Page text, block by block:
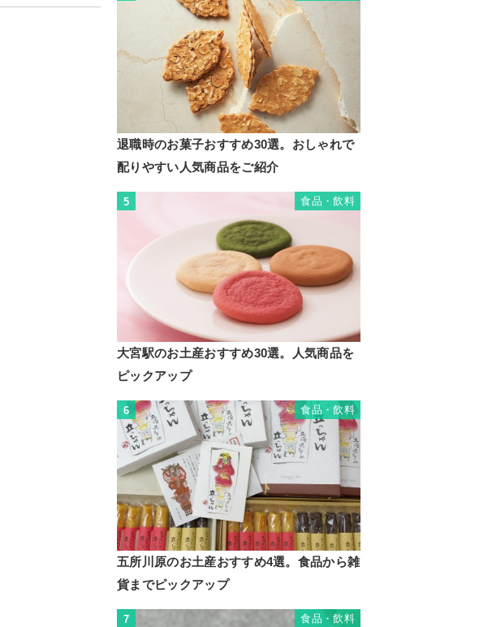
退職時のお菓子おすすめ30選。おしゃれで
配りやすい人気商品をご紹介
5 食品・飲料
大宮駅のお土産おすすめ30選。人気商品を
ピックアップ
6 食品・飲料
五所川原のお土産おすすめ4選。食品から雑
貨までピックアップ
7 食品・飲料